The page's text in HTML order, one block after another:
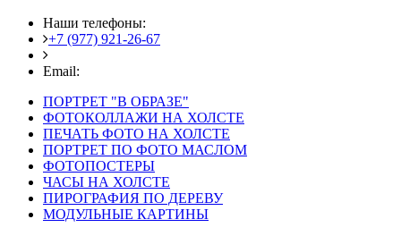
Наши телефоны:
+7 (977) 921-26-67
Email:
ПОРТРЕТ "В ОБРАЗЕ"
ФОТОКОЛЛАЖИ НА ХОЛСТЕ
ПЕЧАТЬ ФОТО НА ХОЛСТЕ
ПОРТРЕТ ПО ФОТО МАСЛОМ
ФОТОПОСТЕРЫ
ЧАСЫ НА ХОЛСТЕ
ПИРОГРАФИЯ ПО ДЕРЕВУ
МОДУЛЬНЫЕ КАРТИНЫ